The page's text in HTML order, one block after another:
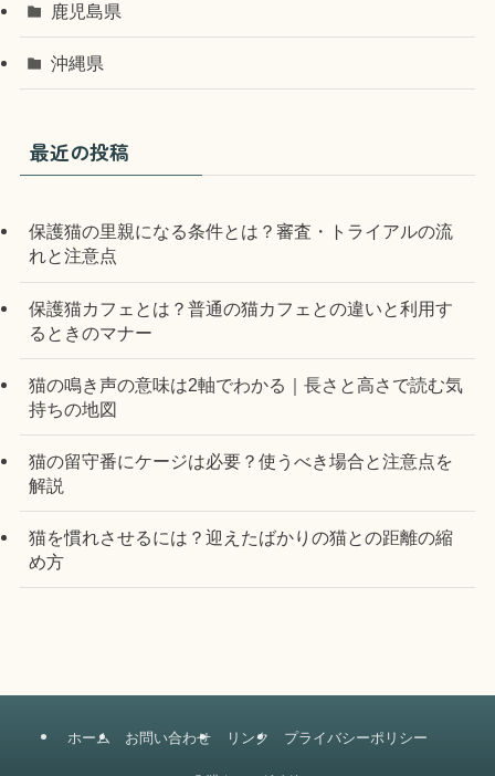
鹿児島県
沖縄県
最近の投稿
保護猫の里親になる条件とは？審査・トライアルの流
れと注意点
保護猫カフェとは？普通の猫カフェとの違いと利用す
るときのマナー
猫の鳴き声の意味は2軸でわかる｜長さと高さで読む気
持ちの地図
猫の留守番にケージは必要？使うべき場合と注意点を
解説
猫を慣れさせるには？迎えたばかりの猫との距離の縮
め方
ホーム お問い合わせ リンク プライバシーポリシー